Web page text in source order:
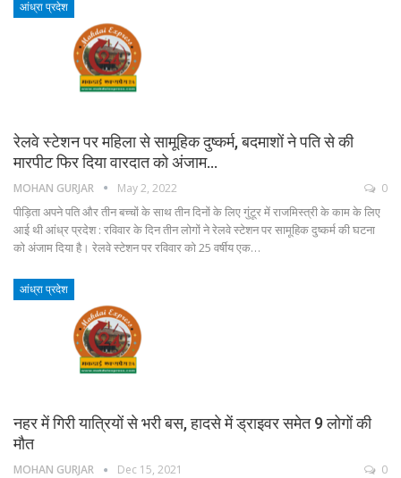
आंध्रा प्रदेश
रेलवे स्टेशन पर महिला से सामूहिक दुष्कर्म, बदमाशों ने पति से की
मारपीट फिर दिया वारदात को अंजाम…
MOHAN GURJAR May 2, 2022 0
पीड़िता अपने पति और तीन बच्चों के साथ तीन दिनों के लिए गुंटूर में राजमिस्त्री के काम के लिए
आई थी आंध्र प्रदेश : रविवार के दिन तीन लोगों ने रेलवे स्टेशन पर सामूहिक दुष्कर्म की घटना
को अंजाम दिया है। रेलवे स्टेशन पर रविवार को 25 वर्षीय एक…
आंध्रा प्रदेश
नहर में गिरी यात्रियों से भरी बस, हादसे में ड्राइवर समेत 9 लोगों की
मौत
MOHAN GURJAR Dec 15, 2021 0